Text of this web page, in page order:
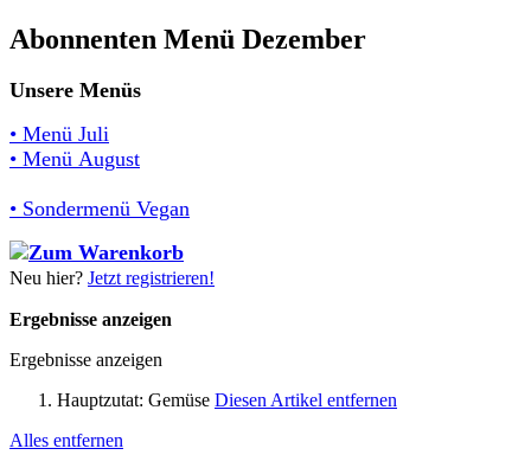
Abonnenten Menü Dezember
Unsere Menüs
• Menü Juli
• Menü August
• Sondermenü Vegan
Neu hier? Jetzt registrieren!
Ergebnisse anzeigen
Ergebnisse anzeigen
Hauptzutat: Gemüse Diesen Artikel entfernen
Alles entfernen